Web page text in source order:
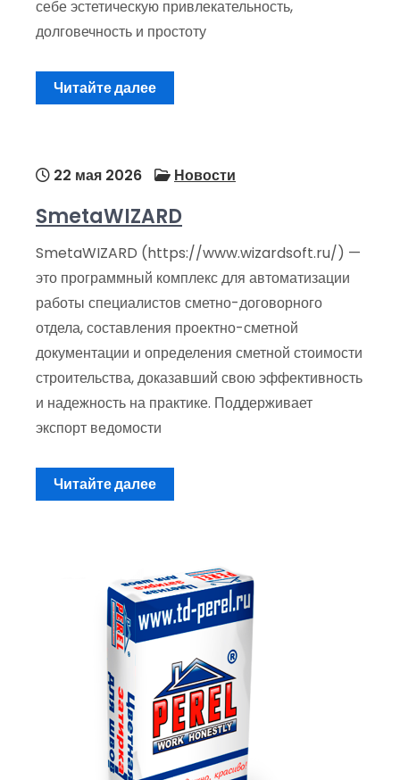
себе эстетическую привлекательность,
долговечность и простоту
Читайте далее
22 мая 2026 Новости
SmetaWIZARD
SmetaWIZARD (https://www.wizardsoft.ru/) —
это программный комплекс для автоматизации
работы специалистов сметно-договорного
отдела, составления проектно-сметной
документации и определения сметной стоимости
строительства, доказавший свою эффективность
и надежность на практике. Поддерживает
экспорт ведомости
Читайте далее